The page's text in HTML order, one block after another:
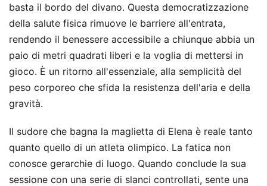
basta il bordo del divano. Questa democratizzazione
della salute fisica rimuove le barriere all'entrata,
rendendo il benessere accessibile a chiunque abbia un
paio di metri quadrati liberi e la voglia di mettersi in
gioco. È un ritorno all'essenziale, alla semplicità del
peso corporeo che sfida la resistenza dell'aria e della
gravità.
Il sudore che bagna la maglietta di Elena è reale tanto
quanto quello di un atleta olimpico. La fatica non
conosce gerarchie di luogo. Quando conclude la sua
sessione con una serie di slanci controllati, sente una